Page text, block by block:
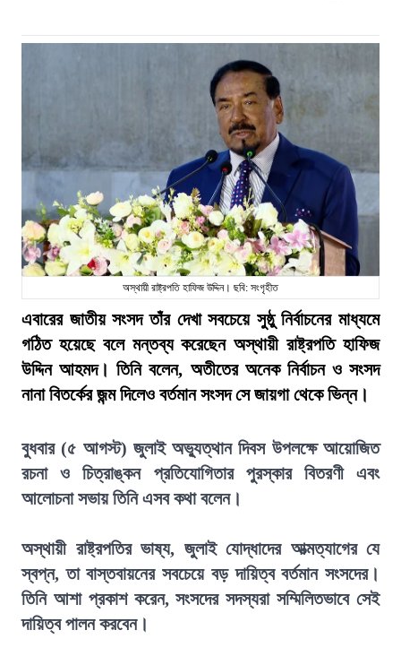
অস্থায়ী রাষ্ট্রপতি হাফিজ উদ্দিন। ছবি: সংগৃহীত
এবারের জাতীয় সংসদ তাঁর দেখা সবচেয়ে সুষ্ঠু নির্বাচনের মাধ্যমে
গঠিত হয়েছে বলে মন্তব্য করেছেন অস্থায়ী রাষ্ট্রপতি হাফিজ
উদ্দিন আহমদ। তিনি বলেন, অতীতের অনেক নির্বাচন ও সংসদ
নানা বিতর্কের জন্ম দিলেও বর্তমান সংসদ সে জায়গা থেকে ভিন্ন।
বুধবার (৫ আগস্ট) জুলাই অভ্যুত্থান দিবস উপলক্ষে আয়োজিত
রচনা ও চিত্রাঙ্কন প্রতিযোগিতার পুরস্কার বিতরণী এবং
আলোচনা সভায় তিনি এসব কথা বলেন।
অস্থায়ী রাষ্ট্রপতির ভাষ্য, জুলাই যোদ্ধাদের আত্মত্যাগের যে
স্বপ্ন, তা বাস্তবায়নের সবচেয়ে বড় দায়িত্ব বর্তমান সংসদের।
তিনি আশা প্রকাশ করেন, সংসদের সদস্যরা সম্মিলিতভাবে সেই
দায়িত্ব পালন করবেন।